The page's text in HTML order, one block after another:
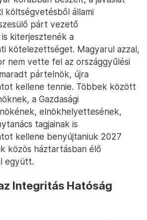
költségvetésből állami
párt vezető
kiterjesztenék a
kötelezettséget. Magyarul azzal,
nem vette fel az országgyűlési
pártelnök, újra
kellene tennie. Többek között
a Gazdasági
elnökhelyettesének,
tagjainak is
kellene benyújtaniuk 2027
közös háztartásban élő
együtt.
Integritás Hatóság